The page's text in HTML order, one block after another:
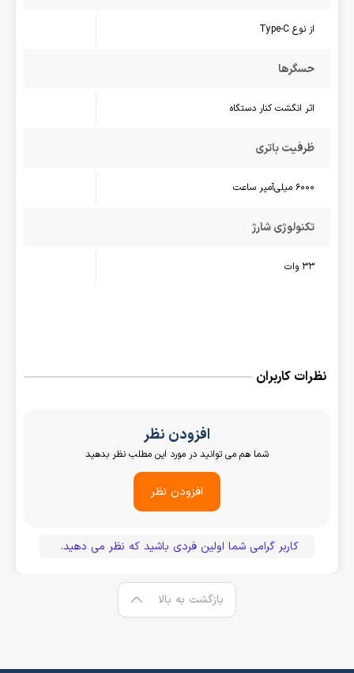
از نوع Type-C
حسگرها
اثر انگشت کنار دستگاه
ظرفیت باتری
6000 میلی‌آمپر ساعت
تکنولوژی شارژ
33 وات
نظرات کاربران
افزودن نظر
شما هم می توانید در مورد این مطلب نظر بدهید
افزودن نظر
کاربر گرامی شما اولین فردی باشید که نظر می دهید.
بازگشت به بالا